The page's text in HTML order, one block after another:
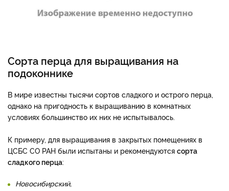
Сорта перца для выращивания на
подоконнике
В мире известны тысячи сортов сладкого и острого перца,
однако на пригодность к выращиванию в комнатных
условиях большинство их них не испытывалось.
К примеру, для выращивания в закрытых помещениях в
ЦСБС СО РАН были испытаны и рекомендуются сорта
сладкого перца:
Новосибирский,